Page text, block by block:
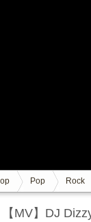
Pop Rock
【MV】DJ